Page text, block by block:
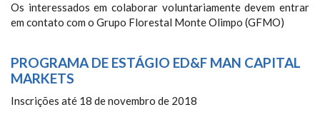
Os interessados em colaborar voluntariamente devem entrar
em contato com o Grupo Florestal Monte Olimpo (GFMO)
PROGRAMA DE ESTÁGIO ED&F MAN CAPITAL
MARKETS
Inscrições até 18 de novembro de 2018